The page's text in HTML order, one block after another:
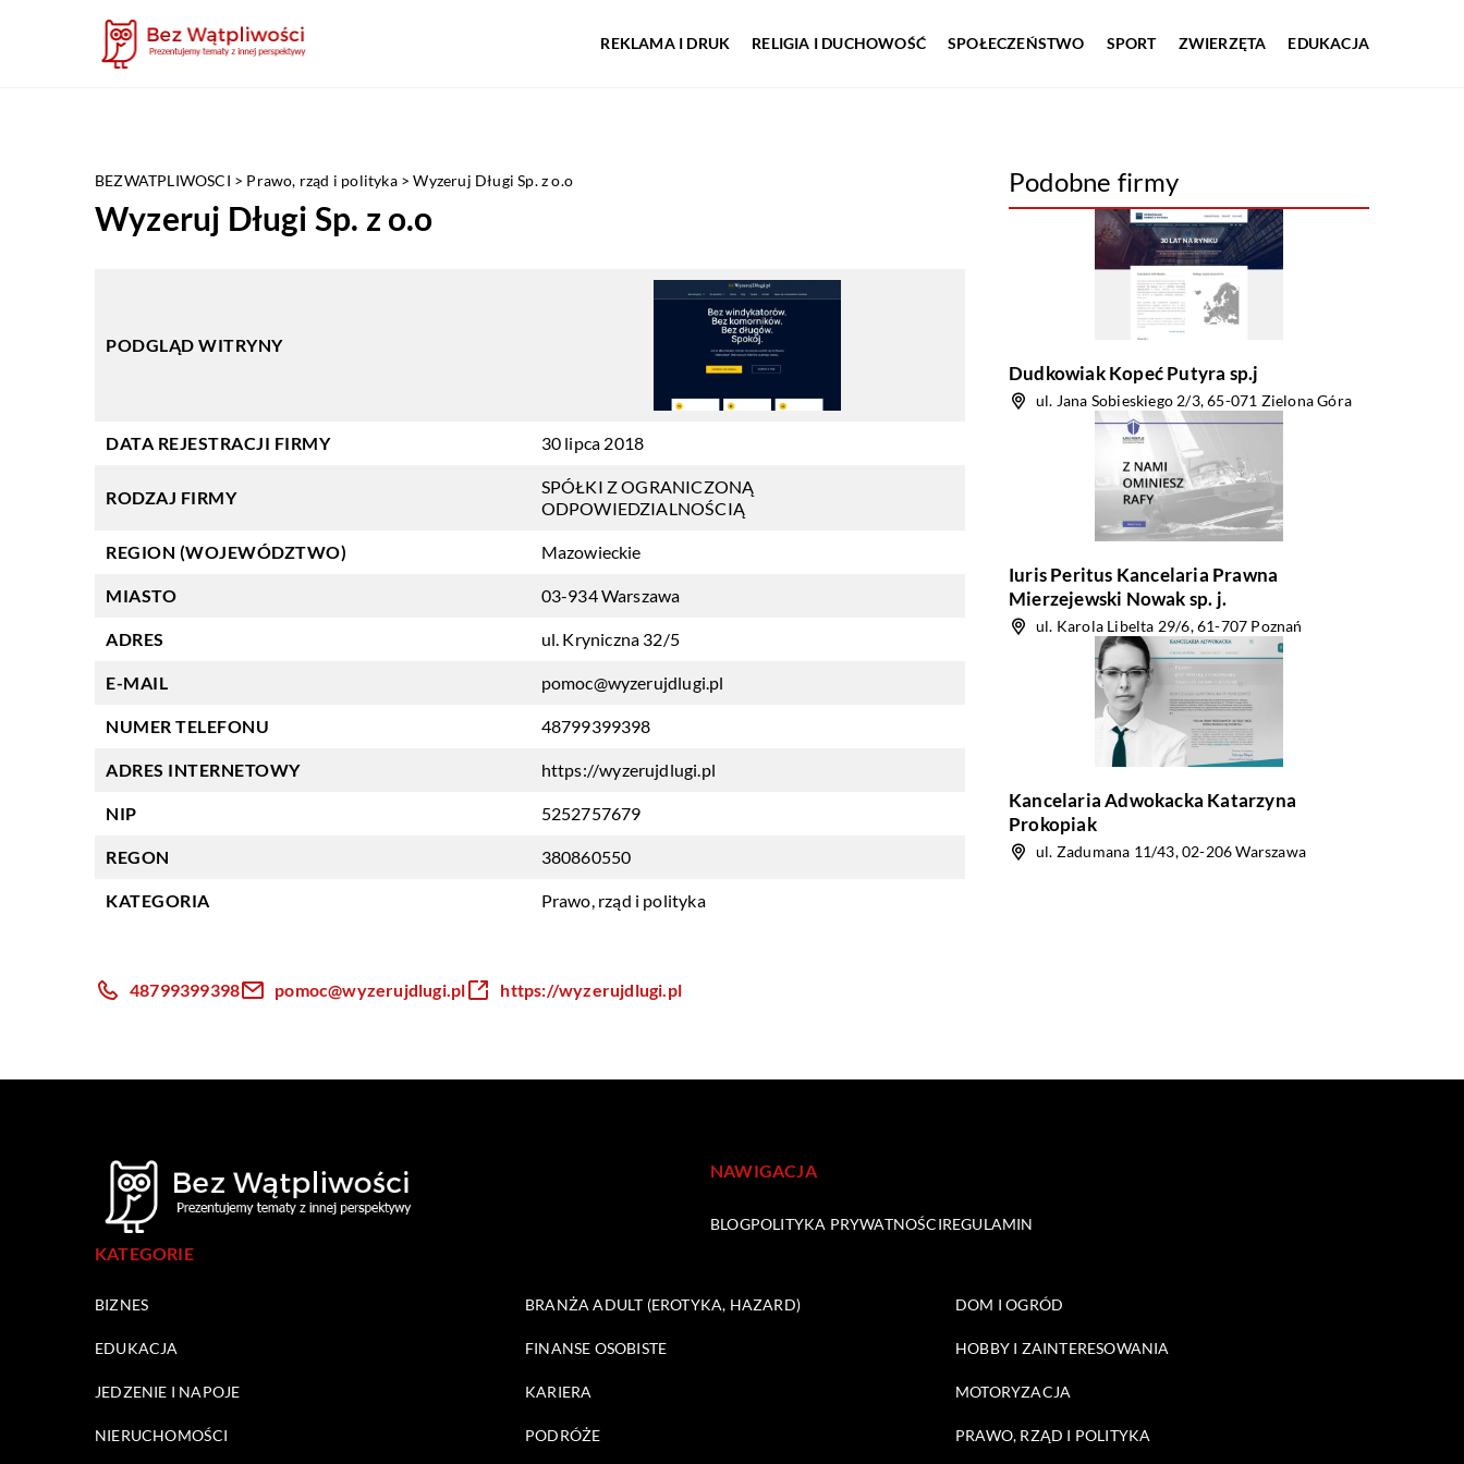
REKLAMA I DRUK RELIGIA I DUCHOWOŚĆ SPOŁECZEŃSTWO SPORT ZWIERZĘTA EDUKACJA
BEZWATPLIWOSCI > Prawo, rząd i polityka>Wyzeruj Długi Sp. z o.o
Wyzeruj Długi Sp. z o.o
PODGLĄD WITRYNY
DATA REJESTRACJI FIRMY 30 lipca 2018
RODZAJ FIRMY
SPÓŁKI Z OGRANICZONĄ
ODPOWIEDZIALNOŚCIĄ
REGION (WOJEWÓDZTWO) Mazowieckie
MIASTO 03-934 Warszawa
ADRES ul. Kryniczna 32/5
E-MAIL pomoc@wyzerujdlugi.pl
NUMER TELEFONU 48799399398
ADRES INTERNETOWY https://wyzerujdlugi.pl
NIP 5252757679
REGON 380860550
KATEGORIA Prawo, rząd i polityka
Podobne firmy
Dudkowiak Kopeć Putyra sp.j
ul. Jana Sobieskiego 2/3, 65-071 Zielona Góra
Iuris Peritus Kancelaria Prawna
Mierzejewski Nowak sp. j.
ul. Karola Libelta 29/6, 61-707 Poznań
Kancelaria Adwokacka Katarzyna
Prokopiak
ul. Zadumana 11/43, 02-206 Warszawa
48799399398 pomoc@wyzerujdlugi.pl https://wyzerujdlugi.pl
NAWIGACJA
BLOGPOLITYKA PRYWATNOŚCIREGULAMIN
KATEGORIE
BIZNES BRANŻA ADULT (EROTYKA, HAZARD) DOM I OGRÓD
EDUKACJA FINANSE OSOBISTE HOBBY I ZAINTERESOWANIA
JEDZENIE I NAPOJE KARIERA MOTORYZACJA
NIERUCHOMOŚCI PODRÓŻE PRAWO, RZĄD I POLITYKA